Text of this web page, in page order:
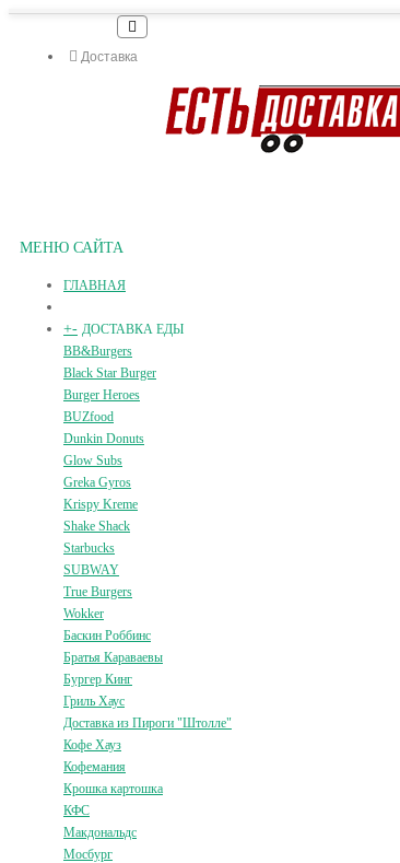
Доставка
МЕНЮ САЙТА
ГЛАВНАЯ
+- ДОСТАВКА ЕДЫ
BB&Burgers
Black Star Burger
Burger Heroes
BUZfood
Dunkin Donuts
Glow Subs
Greka Gyros
Krispy Kreme
Shake Shack
Starbucks
SUBWAY
True Burgers
Wokker
Баскин Роббинс
Братья Караваевы
Бургер Кинг
Гриль Хаус
Доставка из Пироги "Штолле"
Кофе Хауз
Кофемания
Крошка картошка
КФС
Макдональдс
Мосбург